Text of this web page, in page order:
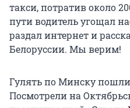
такси, потратив около
пути водитель угощал
раздал интернет и
Белоруссии. Мы верим!
Гулять по Минску
Посмотрели на